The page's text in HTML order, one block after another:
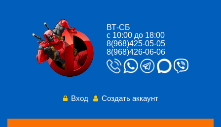
ВТ-СБ
с 10:00 до 18:00
8(968)425-05-05
8(968)426-06-06
Вход Создать аккаунт